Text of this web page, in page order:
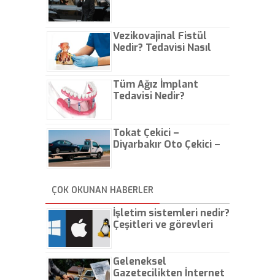
Vezikovajinal Fistül
Nedir? Tedavisi Nasıl
Tüm Ağız İmplant
Tedavisi Nedir?
Tokat Çekici –
Diyarbakır Oto Çekici –
ÇOK OKUNAN HABERLER
İşletim sistemleri nedir?
Çeşitleri ve görevleri
Geleneksel
Gazetecilikten İnternet